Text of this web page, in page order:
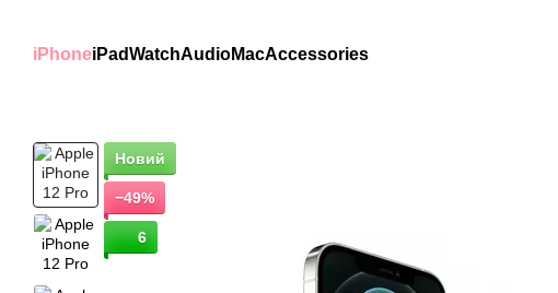
iPhoneiPadWatchAudioMacAccessories
Новий
−49%
6